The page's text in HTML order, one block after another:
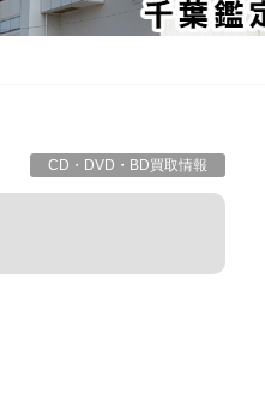
CD・DVD・BD買取情報